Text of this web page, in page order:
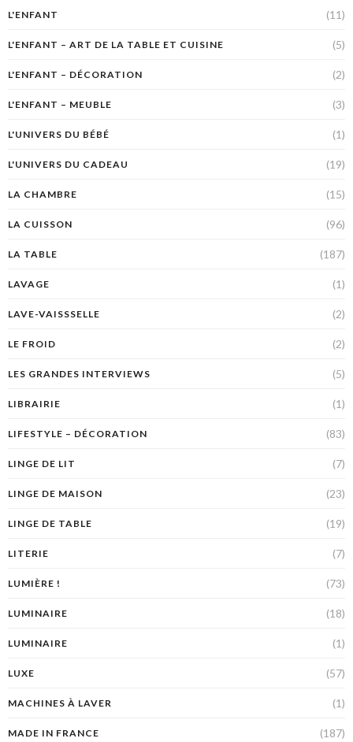
L'ENFANT (11)
L'ENFANT – ART DE LA TABLE ET CUISINE (5)
L'ENFANT – DÉCORATION (2)
L'ENFANT – MEUBLE (3)
L'UNIVERS DU BÉBÉ (1)
L'UNIVERS DU CADEAU (19)
LA CHAMBRE (15)
LA CUISSON (96)
LA TABLE (187)
LAVAGE (1)
LAVE-VAISSSELLE (2)
LE FROID (2)
LES GRANDES INTERVIEWS (5)
LIBRAIRIE (1)
LIFESTYLE – DÉCORATION (83)
LINGE DE LIT (7)
LINGE DE MAISON (23)
LINGE DE TABLE (19)
LITERIE (7)
LUMIÈRE ! (73)
LUMINAIRE (18)
LUMINAIRE (1)
LUXE (57)
MACHINES À LAVER (1)
MADE IN FRANCE (187)